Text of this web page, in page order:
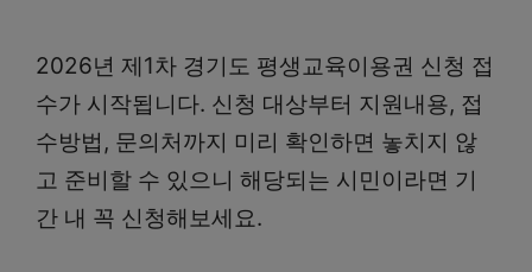
2026년 제1차 경기도 평생교육이용권 신청 접
수가 시작됩니다. 신청 대상부터 지원내용, 접
수방법, 문의처까지 미리 확인하면 놓치지 않
고 준비할 수 있으니 해당되는 시민이라면 기
간 내 꼭 신청해보세요.